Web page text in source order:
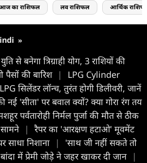
का राशिफल लव राशिफल आर्थिक
»
से बनेगा त्रिग्राही योग, 3 राशियों की
पैसों की बारिश |
LPG Cylinder
सिलेंडर लॉन्‍च, तुरंत होगी डिलीवरी, जानें
नई 'सीता' पर बवाल क्यों? क्या गोरा रंग तय
पर्वतारोही निर्मल पुर्जा की मौत से ठीक
|
रैपर का 'आरक्षण हटाओ' मूवमेंट
साधा निशाना
|
'साथ जी नहीं सकते तो
में प्रेमी जोड़े ने जहर खाकर दी जान |